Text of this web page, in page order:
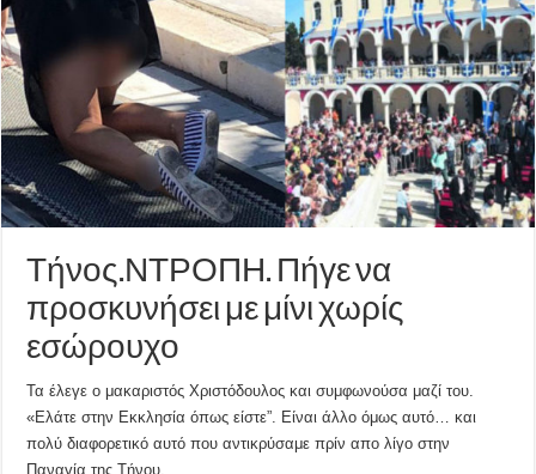
Τήνος.ΝΤΡΟΠΗ. Πήγε να
προσκυνήσει με μίνι χωρίς
εσώρουχο
Τα έλεγε ο μακαριστός Χριστόδουλος και συμφωνούσα μαζί του.
«Ελάτε στην Εκκλησία όπως είστε”. Είναι άλλο όμως αυτό… και
πολύ διαφορετικό αυτό που αντικρύσαμε πρίν απο λίγο στην
Παναγία της Τήνου.